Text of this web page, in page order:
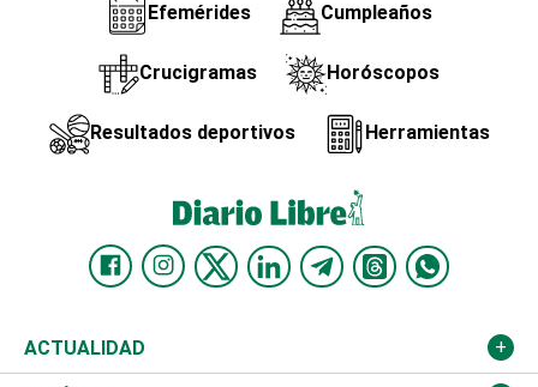
Efemérides Cumpleaños
Crucigramas Horóscopos
Resultados deportivos Herramientas
ACTUALIDAD